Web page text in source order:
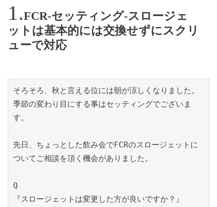
FCR-セッティング-スロージェ
ットは基本的には交換せずにスクリ
ューで対応
そろそろ、秋と言える位には朝が涼しくなりました。
季節の変わり目にする事はセッティングでございま
す。
先日、ちょっとした飲み会でFCRのスロージェットに
ついてご相談を頂く機会がありました。
Q
『スロージェットは変更した方が良いですか？』